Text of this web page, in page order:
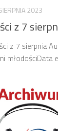
2023
z 7
z 7 sierpnia